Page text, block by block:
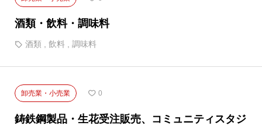
酒類・飲料・調味料
酒類 , 飲料 , 調味料
卸売業・小売業 0
鋳鉄鋼製品・生花受注販売、コミュニティスタジ